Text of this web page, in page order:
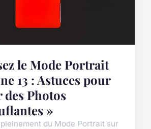
le Mode Portrait
13 : Astuces pour
Photos
»
du Mode Portrait sur